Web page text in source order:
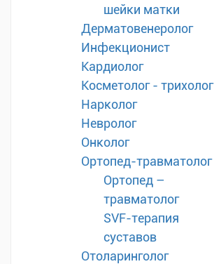
шейки матки
Дерматовенеролог
Инфекционист
Кардиолог
Косметолог - трихолог
Нарколог
Невролог
Онколог
Ортопед-травматолог
Ортопед –
травматолог
SVF-терапия
суставов
Отоларинголог